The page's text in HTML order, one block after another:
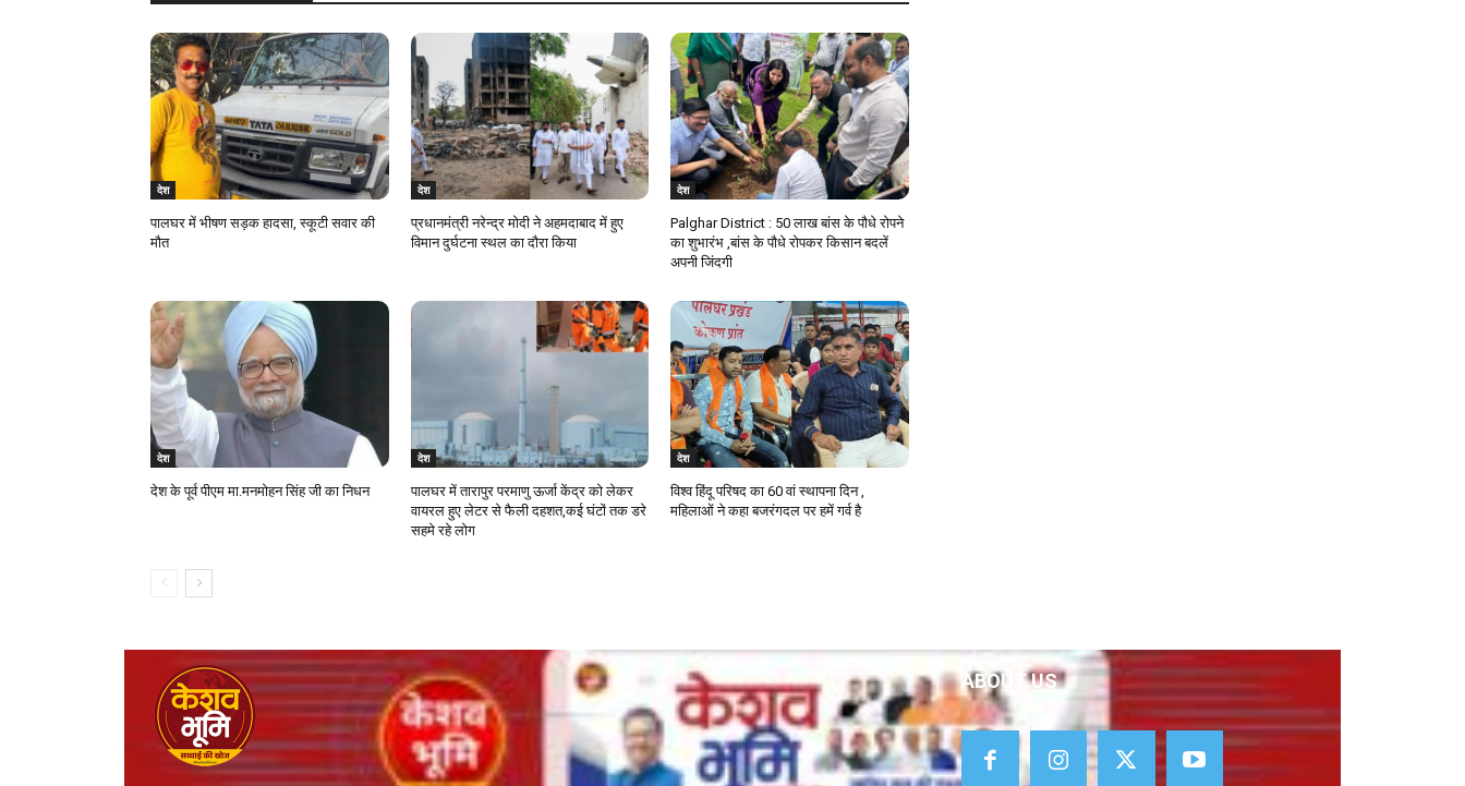
देश
पालघर में भीषण सड़क हादसा, स्कूटी सवार की
मौत
देश
प्रधानमंत्री नरेन्द्र मोदी ने अहमदाबाद में हुए
विमान दुर्घटना स्थल का दौरा किया
देश
Palghar District : 50 लाख बांस के पौधे रोपने
का शुभारंभ ,बांस के पौधे रोपकर किसान बदलें
अपनी जिंदगी
देश
देश के पूर्व पीएम मा.मनमोहन सिंह जी का निधन
देश
पालघर में तारापुर परमाणु ऊर्जा केंद्र को लेकर
वायरल हुए लेटर से फैली दहशत,कई घंटों तक डरे
सहमे रहे लोग
देश
विश्व हिंदू परिषद का 60 वां स्थापना दिन ,
महिलाओं ने कहा बजरंगदल पर हमें गर्व है
ABOUT US